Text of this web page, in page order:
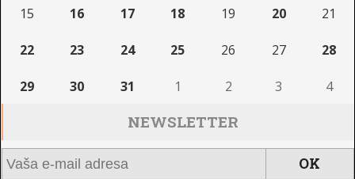
15 16 17 18 19 20 21
22 23 24 25 26 27 28
29 30 31 1 2 3 4
NEWSLETTER